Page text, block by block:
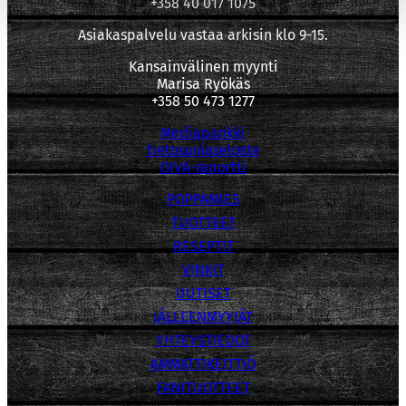
Asiakaspalvelu vastaa arkisin klo 9-15.
Kansainvälinen myynti
Marisa Ryökäs
+358 50 473 1277
Mediapankki
tietosuojaseloste
OIVA-raportti
POPPAMIES
TUOTTEET
RESEPTIT
VINKIT
UUTISET
JÄLLEENMYYJÄT
YHTEYSTIEDOT
AMMATTIKEITTIÖ
FANITUOTTEET